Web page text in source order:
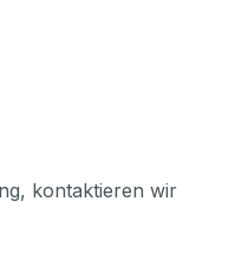
kontaktieren wir